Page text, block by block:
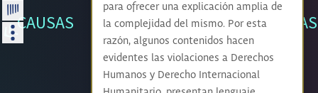
Introducción
CAUSAS VIVENCIAS
para ofrecer una explicación amplia de
la complejidad del mismo. Por esta
razón, algunos contenidos hacen
evidentes las violaciones a Derechos
Humanos y Derecho Internacional